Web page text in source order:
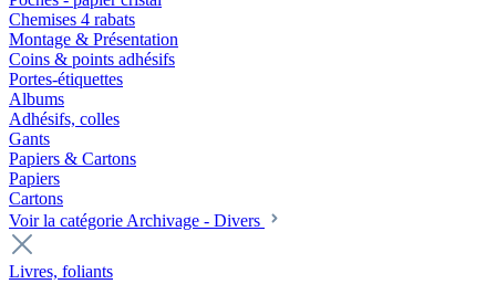
Chemises 4 rabats
Montage & Présentation
Coins & points adhésifs
Portes-étiquettes
Albums
Adhésifs, colles
Gants
Papiers & Cartons
Papiers
Cartons
Voir la catégorie Archivage - Divers
Livres, foliants